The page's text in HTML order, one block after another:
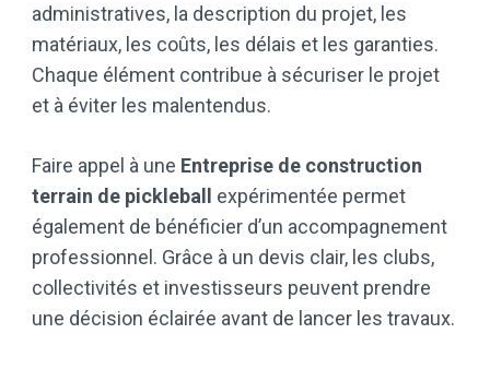
administratives, la description du projet, les
matériaux, les coûts, les délais et les garanties.
Chaque élément contribue à sécuriser le projet
et à éviter les malentendus.
Faire appel à une Entreprise de construction
terrain de pickleball expérimentée permet
également de bénéficier d’un accompagnement
professionnel. Grâce à un devis clair, les clubs,
collectivités et investisseurs peuvent prendre
une décision éclairée avant de lancer les travaux.